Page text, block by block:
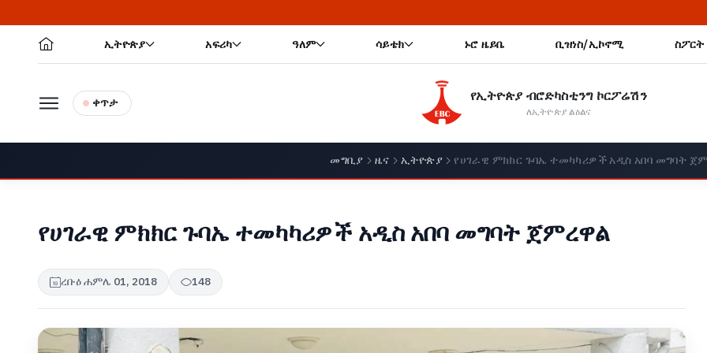
🔥
ኢትዮጵያ አፍሪካ ዓለም ሳይቴክ ኑሮ ዜይቤ ቢዝነስ/ኢኮኖሚ ስፖርት
ቀጥታ የኢትዮጵያ ብሮድካስቲንግ ኮርፖሬሽን
ለኢትዮጵያ ልዕልና
መግቢያ ዜና ኢትዮጵያ የሀገራዊ ምክክር ጉባኤ ተመካካሪዎች አዲስ አበባ መግባት
የሀገራዊ ምክክር ጉባኤ ተመካካሪዎች አዲስ አበባ መግባት ጀምረዋል
ረቡዕ ሐምሌ 01, 2018 148